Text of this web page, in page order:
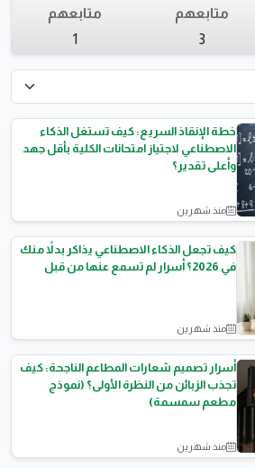
متابعهم
3
متابعهم
1
خطة الإنقاذ السريع: كيف تستغل الذكاء
الاصطناعي لاجتياز امتحانات الكلية بأقل جهد
وأعلى تقدير؟
منذ شهرين
كيف تجعل الذكاء الاصطناعي يذاكر بدلاً منك
في 2026؟ أسرار لم تسمع عنها من قبل
منذ شهرين
أسرار تصميم شعارات المطاعم الناجحة: كيف
تجذب الزبائن من النظرة الأولى؟ (نموذج
مطعم سمسمة)
منذ شهرين